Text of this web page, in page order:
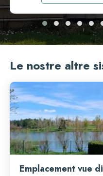
Le nostre altre
Emplacement vue